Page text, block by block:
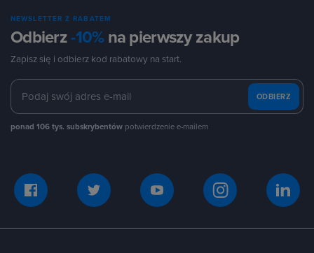
NEWSLETTER Z RABATEM
Odbierz-10%na pierwszy zakup
Zapisz się i odbierz kod rabatowy na start.
ODBIERZ
ponad 106 tys. subskrybentów potwierdzenie e-mailem